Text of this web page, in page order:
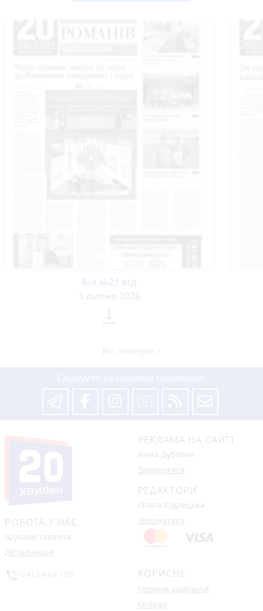
РОБОТА У НАС
Шукаєм таланти
Детальніше
РЕКЛАМА НА САЙТІ
Анна Дубовик
Звернутися
РЕДАКТОРИ
Ольга Сідлецька
Звернутися
КОРИСНЕ
Новини компаній
Огляди